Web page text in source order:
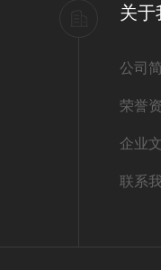
关于
公司
荣誉
企业
联系